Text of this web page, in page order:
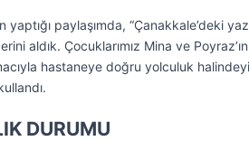
paylaşımda, “Çanakkale’deki
aldık. Çocuklarımız Mina ve
hastaneye doğru yolculuk
DURUMU